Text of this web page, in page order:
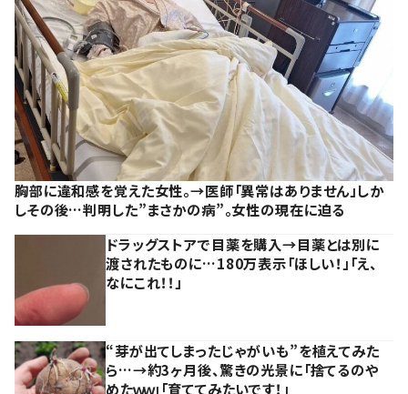
胸部に違和感を覚えた女性。→医師「異常はありません」しか
しその後…判明した”まさかの病”。女性の現在に迫る
ドラッグストアで目薬を購入→目薬とは別に
渡されたものに…180万表示「ほしい！」「え、
なにこれ！！」
“芽が出てしまったじゃがいも”を植えてみた
ら…→約3ヶ月後、驚きの光景に「捨てるのや
めたｗｗ」「育ててみたいです！」